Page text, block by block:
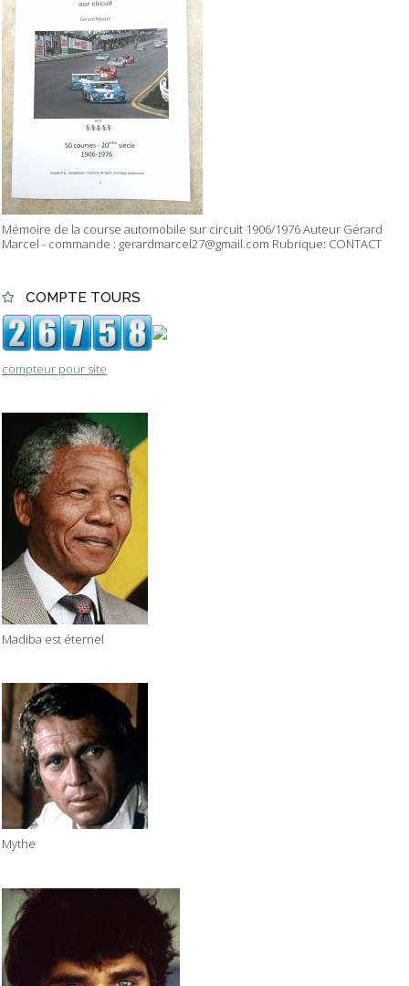
Mémoire de la course automobile sur circuit 1906/1976 Auteur Gérard
Marcel - commande : gerardmarcel27@gmail.com Rubrique: CONTACT
COMPTE TOURS
compteur pour site
Madiba est éternel
Mythe